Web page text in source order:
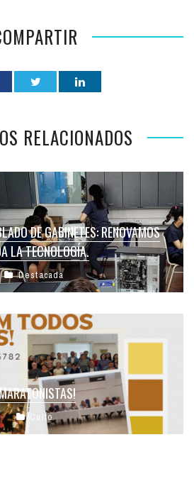
RELACIONADOS
DE GABINETES: RENOVAMOS
LA TECNOLOGÍA.
Destacada
Culto